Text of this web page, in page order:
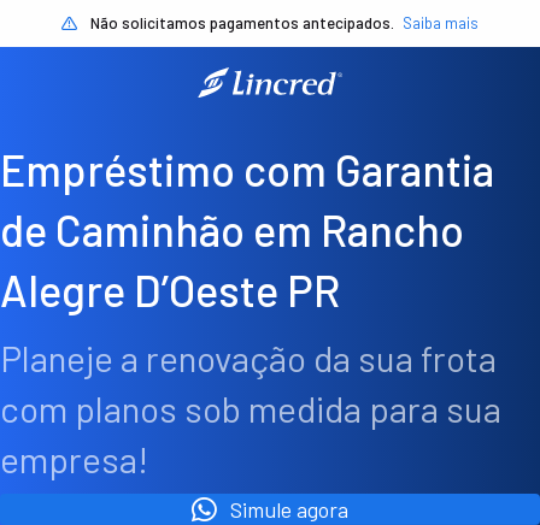
Não solicitamos pagamentos antecipados. Saiba mais
Empréstimo com Garantia
de Caminhão em Rancho
Alegre D’Oeste PR
Planeje a renovação da sua frota
com planos sob medida para sua
empresa!
Simule agora